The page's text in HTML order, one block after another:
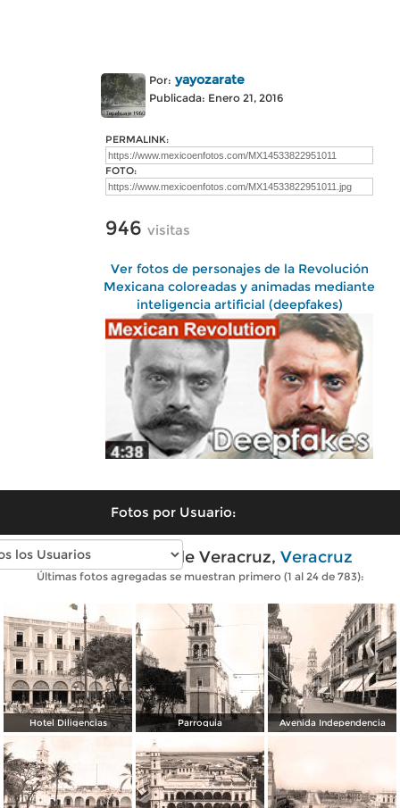
Por: yayozarate
Publicada: Enero 21, 2016
PERMALINK:
FOTO:
946 visitas
Ver fotos de personajes de la Revolución
Mexicana coloreadas y animadas mediante
inteligencia artificial (deepfakes)
Fotos por Usuario:
Fotos antiguas de Veracruz, Veracruz
Últimas fotos agregadas se muestran primero (1 al 24 de 783):
Hotel Diligencias Parroquia Avenida Independencia